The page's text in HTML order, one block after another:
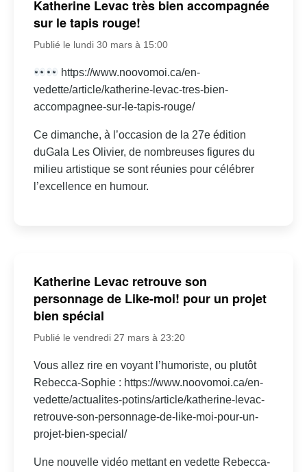
Katherine Levac très bien accompagnée
sur le tapis rouge!
Publié le lundi 30 mars à 15:00
https://www.noovomoi.ca/en-
vedette/article/katherine-levac-tres-bien-
accompagnee-sur-le-tapis-rouge/
Ce dimanche, à l’occasion de la 27e édition
duGala Les Olivier, de nombreuses figures du
milieu artistique se sont réunies pour célébrer
l’excellence en humour.
Katherine Levac retrouve son
personnage de Like-moi! pour un projet
bien spécial
Publié le vendredi 27 mars à 23:20
Vous allez rire en voyant l’humoriste, ou plutôt
Rebecca-Sophie : https://www.noovomoi.ca/en-
vedette/actualites-potins/article/katherine-levac-
retrouve-son-personnage-de-like-moi-pour-un-
projet-bien-special/
Une nouvelle vidéo mettant en vedette Rebecca-